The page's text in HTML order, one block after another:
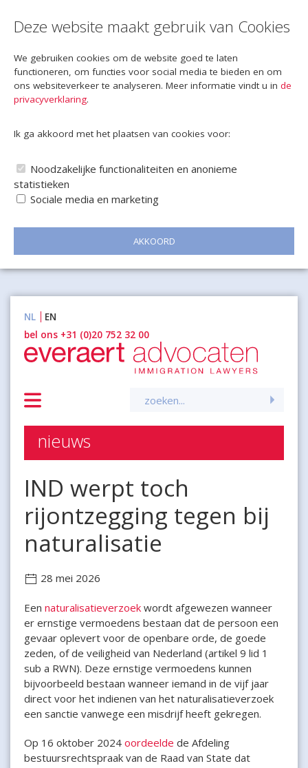
Deze website maakt gebruik van Cookies
We gebruiken cookies om de website goed te laten
functioneren, om functies voor social media te bieden en om
ons websiteverkeer te analyseren. Meer informatie vindt u in de
privacyverklaring.
Ik ga akkoord met het plaatsen van cookies voor:
Noodzakelijke functionaliteiten en anonieme
statistieken
Sociale media en marketing
AKKOORD
inhoud
NL
EN
bel ons +31 (0)20 752 32 00
Zoeken
nieuws
IND werpt toch
rijontzegging tegen bij
naturalisatie
28 mei 2026
Een naturalisatieverzoek wordt afgewezen wanneer
er ernstige vermoedens bestaan dat de persoon een
gevaar oplevert voor de openbare orde, de goede
zeden, of de veiligheid van Nederland (artikel 9 lid 1
sub a RWN). Deze ernstige vermoedens kunnen
bijvoorbeeld bestaan wanneer iemand in de vijf jaar
direct voor het indienen van het naturalisatieverzoek
een sanctie vanwege een misdrijf heeft gekregen.
Op 16 oktober 2024 oordeelde de Afdeling
bestuursrechtspraak van de Raad van State dat